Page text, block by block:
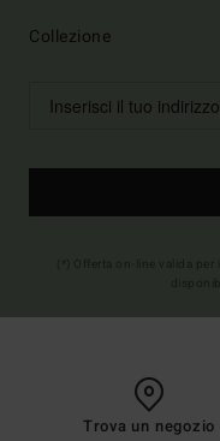
Collezione
Trova un negozio